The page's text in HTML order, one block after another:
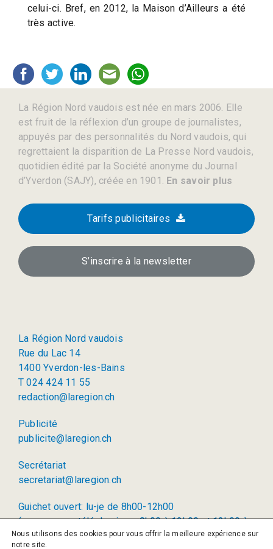
celui-ci. Bref, en 2012, la Maison d’Ailleurs a été
très active.
La Région Nord vaudois est née en mars 2006. Elle
est fruit de la réflexion d’un groupe de journalistes,
appuyés par des personnalités du Nord vaudois, qui
regrettaient la disparition de La Presse Nord vaudois,
quotidien édité par la Société anonyme du Journal
d’Yverdon (SAJY), créée en 1901. En savoir plus
Tarifs publicitaires
S’inscrire à la newsletter
La Région Nord vaudois
Rue du Lac 14
1400 Yverdon-les-Bains
T 024 424 11 55
redaction@laregion.ch
Publicité
publicite@laregion.ch
Secrétariat
secretariat@laregion.ch
Guichet ouvert: lu-je de 8h00-12h00
(permanence téléphonique: 8h00 à 12h00 et 13h00 à
17h00)
Nous utilisons des cookies pour vous offrir la meilleure expérience sur
notre site.